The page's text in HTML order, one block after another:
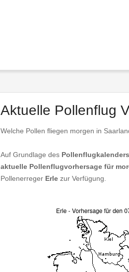
Aktuelle Pollenflug
Welche Pollen fliegen morgen in
Auf Grundlage des Pollenflugkalenders
aktuelle Pollenflugvorhersage für
Pollenerreger Erle zur Verfügung.